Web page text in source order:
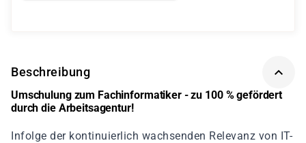
Beschreibung
Umschulung zum Fachinformatiker - zu 100 % gefördert
durch die Arbeitsagentur!
Infolge der kontinuierlich wachsenden Relevanz von IT-